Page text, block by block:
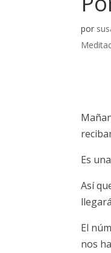
por
Es
Así
El
nos